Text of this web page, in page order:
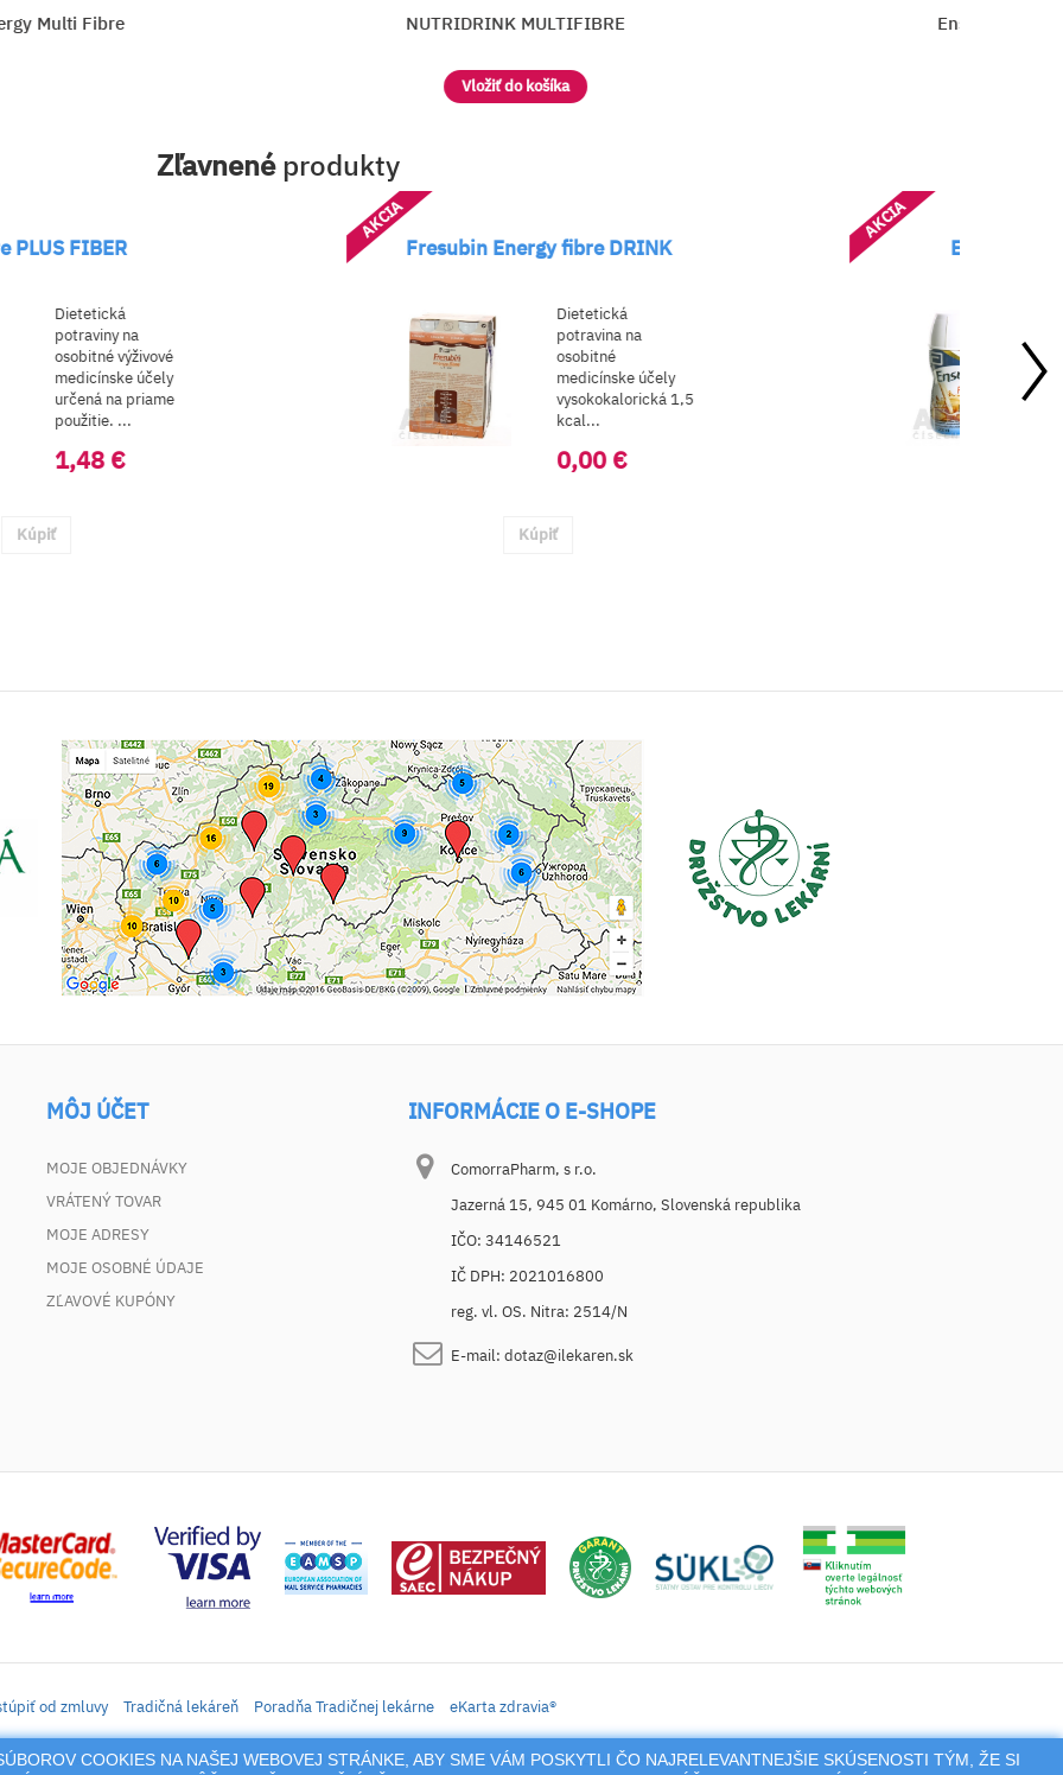
NUTRIDRINK MULTIFIBRE
Vložiť do košíka
Ensure PLUS FIBER
Zľavnenéprodukty
Fresubin Energy fibre DRINK
Dietetická
potravina na
osobitné
medicínske účely
vysokokalorická 1,5
kcal...
Ensure PLUS FIBER
Dietetická
potraviny na
osobitné výživové
medicínske účely
určená na priame
použitie. ...
MÔJ ÚČET
MOJE OBJEDNÁVKY
VRÁTENÝ TOVAR
MOJE ADRESY
MOJE OSOBNÉ ÚDAJE
ZĽAVOVÉ KUPÓNY
INFORMÁCIE O E-SHOPE
ComorraPharm, s r.o.
Jazerná 15, 945 01 Komárno, Slovenská republika
IČO: 34146521
IČ DPH: 2021016800
reg. vl. OS. Nitra: 2514/N
E-mail: dotaz@ilekaren.sk
COOKIES NA NAŠEJ WEBOVEJ STRÁNKE, ABY SME VÁM POSKYTLI ČO NAJRELEVANTNEJŠIE SKÚSENOSTI TÝM, ŽE SI
od zmluvy Tradičná lekáreň Poradňa Tradičnej lekárne eKarta zdravia®
liekov, vitamínov, výživových doplnkov, prípravkov s liečivým účinkom a kozmetiky. Elektronické zaslanie receptu.